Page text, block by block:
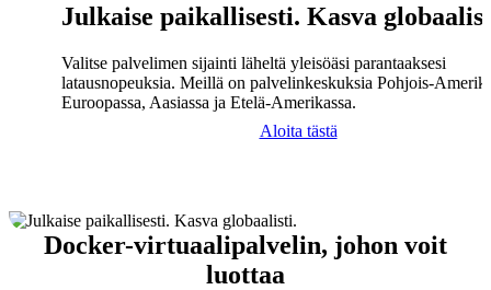
Julkaise paikallisesti. Kasva
Valitse palvelimen sijainti läheltä yleisöäsi parantaaksesi
latausnopeuksia. Meillä on palvelinkeskuksia Pohjois-
Euroopassa, Aasiassa ja Etelä-Amerikassa.
Aloita tästä
Docker-virtuaalipalvelin, johon voit
luottaa